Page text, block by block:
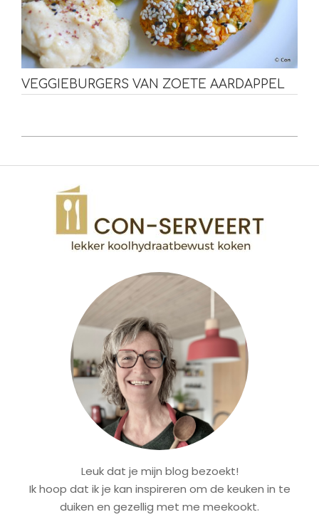
VEGGIEBURGERS VAN ZOETE AARDAPPEL
10-
Leuk dat je mijn blog bezoekt!
Ik hoop dat ik je kan inspireren om de keuken in te
duiken en gezellig met me meekookt.